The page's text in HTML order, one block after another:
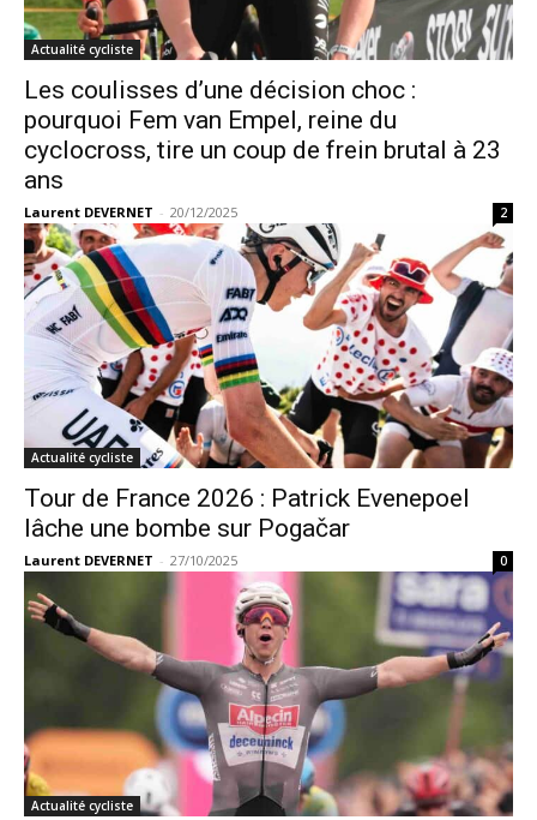
Actualité cycliste
Les coulisses d’une décision choc :
pourquoi Fem van Empel, reine du
cyclocross, tire un coup de frein brutal à 23
ans
Laurent DEVERNET - 20/12/2025 2
Actualité cycliste
Tour de France 2026 : Patrick Evenepoel
lâche une bombe sur Pogačar
Laurent DEVERNET - 27/10/2025 0
Actualité cycliste